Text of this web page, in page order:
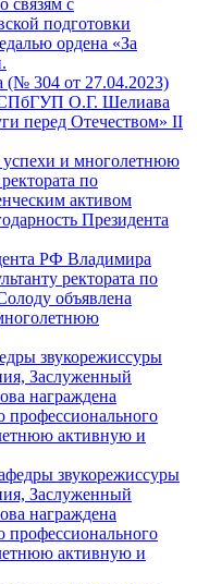
(№ 304 от 27.04.2023)
СПбГУП О.Г. Шелиава
перед Отечеством» II
РФ Владимира
ректората по
объявлена
звукорежиссуры
Заслуженный
награждена
профессионального
активную и